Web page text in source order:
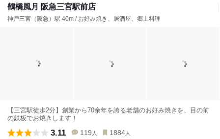
鶴橋風月 阪急三宮駅前店
神戸三宮（阪急）駅 40m / お好み焼き、居酒屋、郷土料理
【三宮駅徒歩2分】創業から70余年を誇る老舗のお好み焼きを、目の前
の鉄板でお焼きします！
3.11 119 人 1884 人